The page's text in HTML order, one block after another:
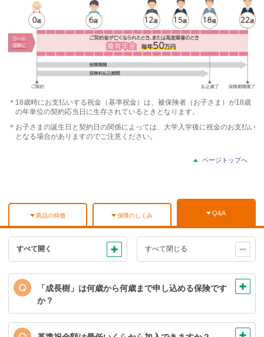
＊18歳時にお支払いする祝金（基準祝金）は、被保険者（お子さま）が18歳
の年単位の契約応当日に生存されているときとなります。
＊お子さまの誕生日と契約日の関係によっては、大学入学後に祝金のお支払い
となる場合がありますのでご注意ください。
ページトップへ
商品の特徴 保障のしくみ Q&A
すべて開く すべて閉じる
「成長樹」は何歳から何歳まで申し込める保険です
か？
被保険者（お子さま）は0歳から9歳まで※、契約者は18